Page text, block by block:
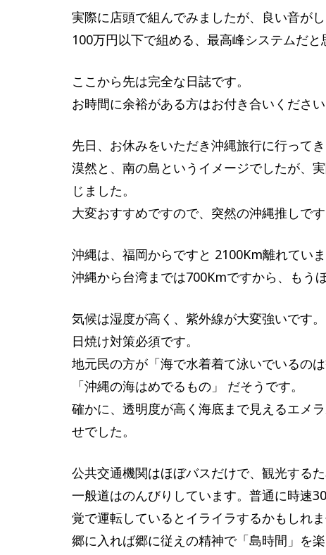
実際に店頭で組んでみましたが、良い音がし
100万円以下で組める、最高峰システムだと
ここから先は完全な日誌です。
お時間に余裕がある方はお付き合いください
先日、お休みをいただき沖縄旅行に行ってき
漠然と、南の島というイメージでしたが、
じました。
大変おすすめですので、突然の沖縄推しです
沖縄は、福岡からですと 2100Km離れていま
沖縄から台湾までは700Kmですから、もう
気候は湿度が高く、紫外線が大変強いです。
日焼け対策必須です。
地元民の方が「海で水着着て泳いでいるの
「沖縄の海はめでるもの」 だそうです。
確かに、透明度が高く海底まで見えるエメ
せでした。
公共交通機関はほぼバスだけで、観光する
一般道はのんびりしています。普通に時速
覚で運転しているとイライラするかもしれま
郷に入れば郷に従えの精神で「島時間」を